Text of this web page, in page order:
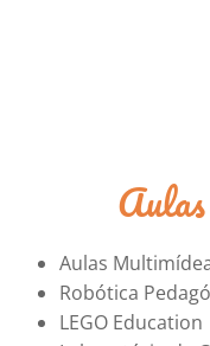
Aulas
Robótica
LEGO Education